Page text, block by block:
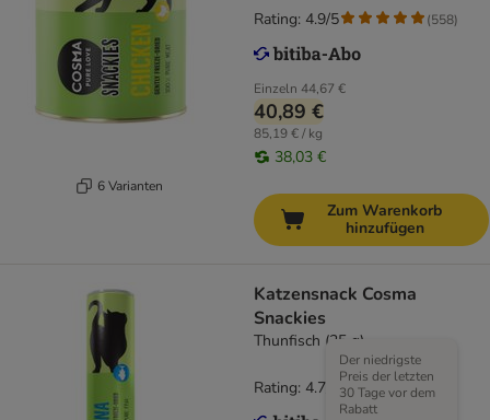
6 Varianten
Einzeln 44,67 €
40,89 €
85,19 € / kg
38,03 €
Rating: 4.9/5 (558)
Zum Warenkorb
hinzufügen
Katzensnack Cosma
Snackies
Thunfisch (25 g)
Der niedrigste
Preis der letzten
30 Tage vor dem
Rabatt
Rating: 4.7/5 (167